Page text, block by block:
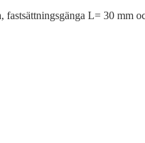
fastsättningsgänga L= 30